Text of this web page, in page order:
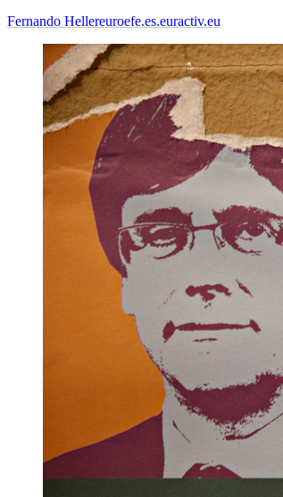
Fernando Hellereuroefe.es.euractiv.eu